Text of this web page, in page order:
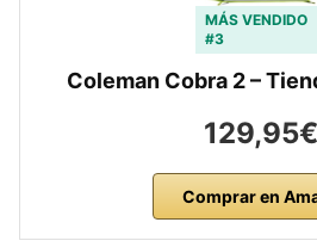
MÁS VENDIDO
#3
Coleman Cobra 2 –
129,95€
Comprar en